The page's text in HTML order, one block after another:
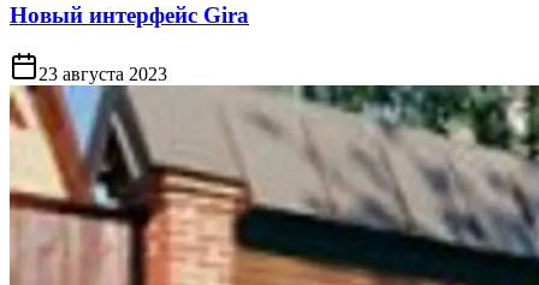
Новый интерфейс Gira
23 августа 2023